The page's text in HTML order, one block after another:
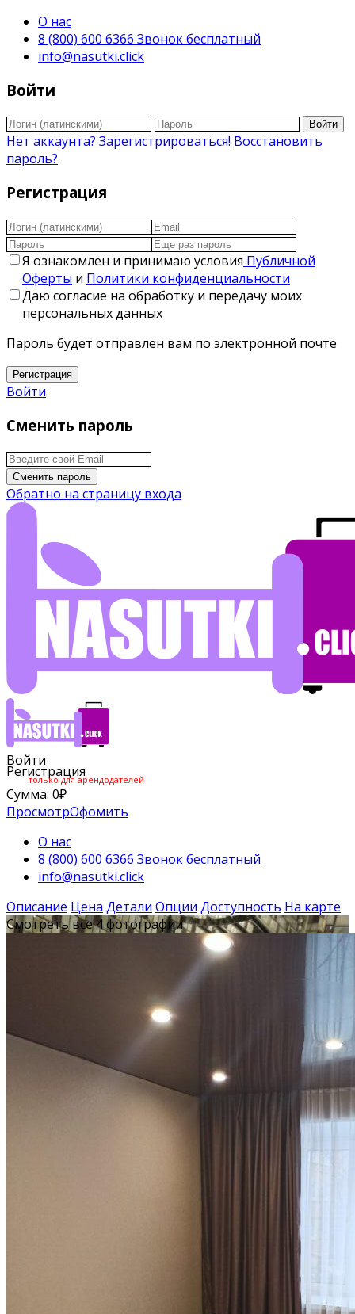
О нас
8 (800) 600 6366 Звонок бесплатный
info@nasutki.click
Войти
Войти
Нет аккаунта? Зарегистрироваться! Восстановить
пароль?
Регистрация
Я ознакомлен и принимаю условия Публичной
Оферты и Политики конфиденциальности
Даю согласие на обработку и передачу моих
персональных данных
Пароль будет отправлен вам по электронной почте
Регистрация
Войти
Сменить пароль
Сменить пароль
Обратно на страницу входа
Войти
Регистрация
только для арендодателей
Сумма: 0₽
ПросмотрОфомить
О нас
8 (800) 600 6366 Звонок бесплатный
info@nasutki.click
Описание Цена Детали Опции Доступность На карте
Смотреть все 4 фотографии